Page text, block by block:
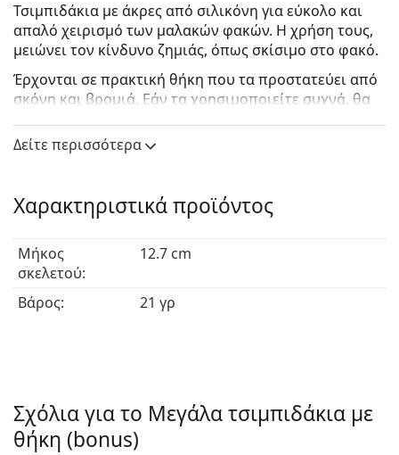
Τσιμπιδάκια με άκρες από σιλικόνη για εύκολο και
απαλό χειρισμό των μαλακών φακών. Η χρήση τους,
μειώνει τον κίνδυνο ζημιάς, όπως σκίσιμο στο φακό.
Έρχονται σε πρακτική θήκη που τα προστατεύει από
σκόνη και βρομιά. Εάν τα χρησιμοποιείτε συχνά, θα
αποστείρωση με καθαριστικό προϊόν ή ζεστό νερό.
μπορείτε πάντα νααγοράσετε τα μεγάλα Τσιμπιδάκια
Διαστάσεις θήκης: 135 x 31 χιλιοστά. Μήκος
τσιμπίδας: 127 χιλιοστά.
Δείτε περισσότερα
Χαρακτηριστικά προϊόντος
Μήκος
σκελετού:
12.7 cm
Βάρος: 21 γρ
Σχόλια για το Μεγάλα τσιμπιδάκια με
θήκη (bonus)